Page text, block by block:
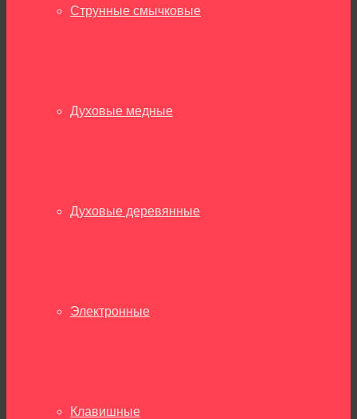
Струнные смычковые
Духовые медные
Духовые деревянные
Электронные
Клавишные